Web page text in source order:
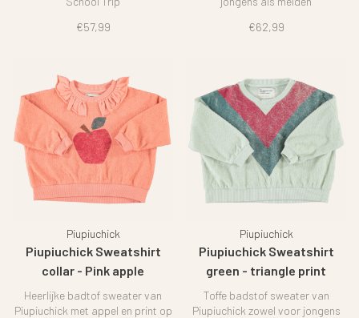
€57,99
€62,99
Piupiuchick
Piupiuchick Sweatshirt
collar - Pink apple
Heerlijke badtof sweater van
Piupiuchick met appel en print op
Piupiuchick
Piupiuchick Sweatshirt
green - triangle print
Toffe badstof sweater van
Piupiuchick zowel voor jongens